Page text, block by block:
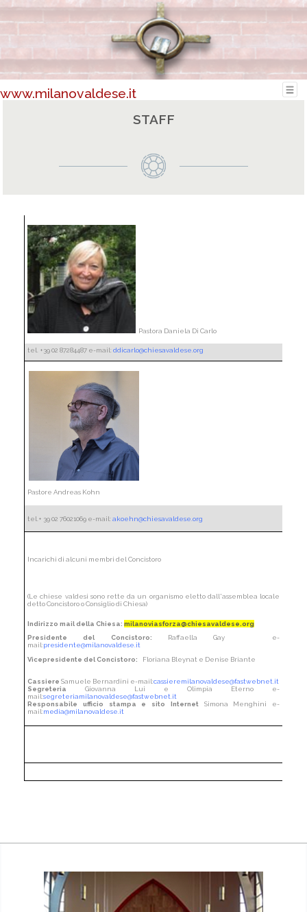
www.milanovaldese.it
STAFF
Pastora Daniela Di Carlo
tel. +39 02 87284487 e-mail:ddicarlo@chiesavaldese.org
Pastore Andreas Kohn
tel.+ 39 02 76021069 e-mail:akoehn@chiesavaldese.org
Incarichi di alcuni membri del Concistoro
(Le chiese valdesi sono rette da un organismo eletto dall'assemblea locale
detto Concistoro o Consiglio di Chiesa)
Indirizzo mail della Chiesa:milanoviasforza@chiesavaldese.org
Presidente del Concistoro:
Raffaella Gay e-
mail:presidente@milanovaldese.it
Vicepresidente del Concistoro:
Floriana Bleynat e Denise Briante
Cassiere Samuele Bernardini e-mail:cassieremilanovaldese@fastwebnet.it
Segreteria
Giovanna Lui e Olimpia Eterno e-
mail:segreteriamilanovaldese@fastwebnet.it
Responsabile ufficio stampa e sito Internet Simona Menghini
e-
mail:media@milanovaldese.it